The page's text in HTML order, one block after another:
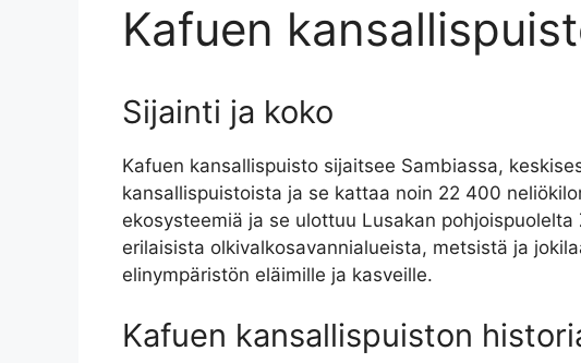
Kafuen
Sijainti ja koko
Kafuen kansallispuisto sijaitsee Sambiassa,
kansallispuistoista ja se kattaa noin 22 400
ekosysteemiä ja se ulottuu Lusakan
erilaisista olkivalkosavannialueista, metsistä ja
elinympäristön eläimille ja kasveille.
Kafuen kansallispuiston